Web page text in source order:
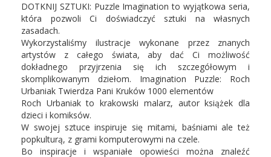
DOTKNIJ SZTUKI: Puzzle Imagination to wyjątkowa seria,
która pozwoli Ci doświadczyć sztuki na własnych
zasadach.
Wykorzystaliśmy ilustracje wykonane przez znanych
artystów z całego świata, aby dać Ci możliwość
dokładnego przyjrzenia się ich szczegółowym i
skomplikowanym dziełom. Imagination Puzzle: Roch
Urbaniak Twierdza Pani Kruków 1000 elementów
Roch Urbaniak to krakowski malarz, autor książek dla
dzieci i komiksów.
W swojej sztuce inspiruje się mitami, baśniami ale też
popkulturą, z grami komputerowymi na czele.
Bo inspiracje i wspaniałe opowieści można znaleźć